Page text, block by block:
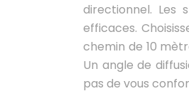
directionnel. Les
efficaces.
chemin de 10
Un angle de
pas de vous